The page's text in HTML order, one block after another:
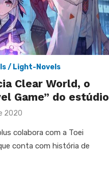
/ Light-Novels
Clear World, o
Game” do estúdio
2020
colabora com a Toei
conta com história de